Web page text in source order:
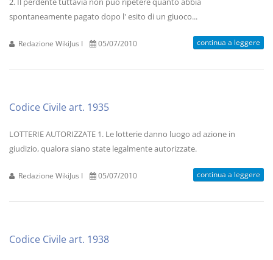
spontaneamente pagato dopo l' esito di un giuoco...
Redazione WikiJus I 05/07/2010 continua a leggere
Codice Civile art. 1935
LOTTERIE AUTORIZZATE 1. Le lotterie danno luogo ad azione in
giudizio, qualora siano state legalmente autorizzate.
Redazione WikiJus I 05/07/2010 continua a leggere
Codice Civile art. 1938